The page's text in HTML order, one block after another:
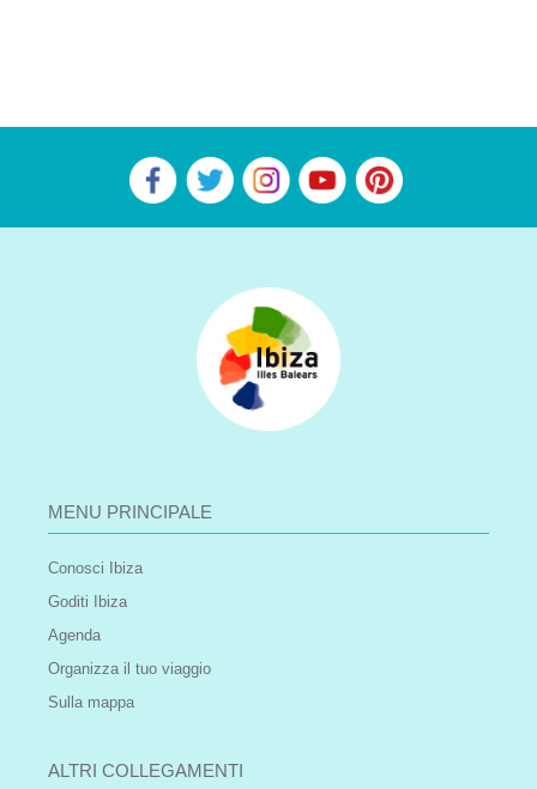
MENU PRINCIPALE
Conosci Ibiza
Goditi Ibiza
Agenda
Organizza il tuo viaggio
Sulla mappa
ALTRI COLLEGAMENTI